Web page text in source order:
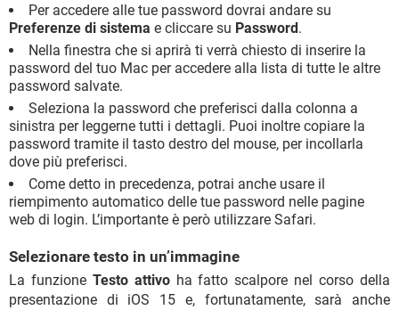
Per accedere alle tue password dovrai andare su
Preferenze di sistema e cliccare su Password .
Nella finestra che si aprirà ti verrà chiesto di inserire la
password del tuo Mac per accedere alla lista di tutte le altre
password salvate.
Seleziona la password che preferisci dalla colonna a
sinistra per leggerne tutti i dettagli. Puoi inoltre copiare la
password tramite il tasto destro del mouse, per incollarla
dove più preferisci.
Come detto in precedenza, potrai anche usare il
riempimento automatico delle tue password nelle pagine
web di login. L’importante è però utilizzare Safari.
Selezionare testo in un’immagine
La funzione Testo attivoha fatto scalpore nel corso della
presentazione di iOS 15 e, fortunatamente, sarà anche